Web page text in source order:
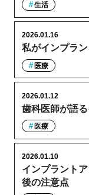
生活
私がインプラ
2026.01.16
医療
歯科医師が語
2026.01.12
医療
インプラント
後の注意点
2026.01.10